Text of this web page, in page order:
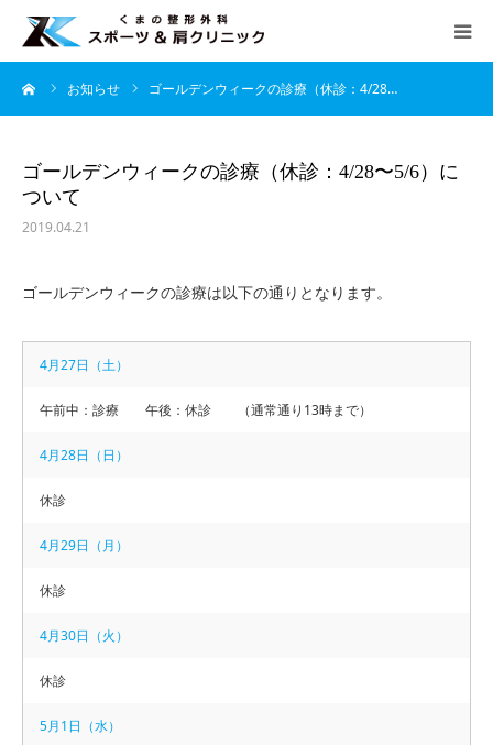
お知らせ ゴールデンウィークの診療（休診：4/28…
ゴールデンウィークの診療（休診：4/28〜5/6）に
ついて
2019.04.21
ゴールデンウィークの診療は以下の通りとなります。
4月27日（土）
午前中：診療 午後：休診 （通常通り13時まで）
4月28日（日）
休診
4月29日（月）
休診
4月30日（火）
休診
5月1日（水）
HOME
診療案内
よくあるご質問
アクセス
診療時間
月
【 休診 】
【 お電話 】